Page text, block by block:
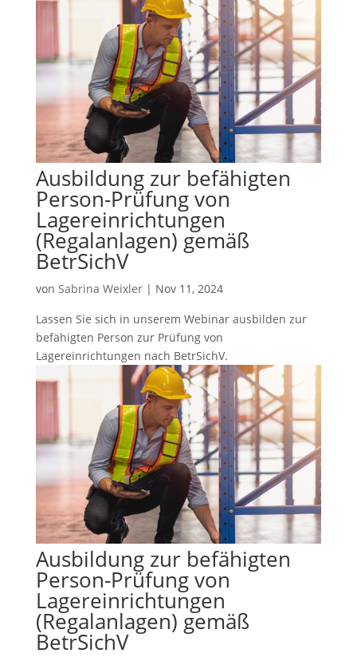
Ausbildung zur befähigten
Person-Prüfung von
Lagereinrichtungen
(Regalanlagen) gemäß
BetrSichV
von Sabrina Weixler| Nov 11, 2024
Lassen Sie sich in unserem Webinar ausbilden zur
befähigten Person zur Prüfung von
Lagereinrichtungen nach BetrSichV.
Ausbildung zur befähigten
Person-Prüfung von
Lagereinrichtungen
(Regalanlagen) gemäß
BetrSichV